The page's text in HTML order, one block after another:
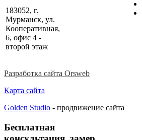
183052, г.
Мурманск, ул.
Кооперативная,
6, офис 4 -
второй этаж
Разработка сайта Orsweb
Карта сайта
Golden Studio - продвижение сайта
Бесплатная